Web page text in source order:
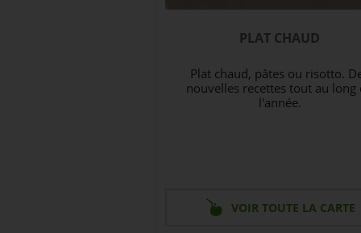
PLAT CHAUD
Plat chaud, pâtes ou risotto.
nouvelles recettes tout au long
l'année.
VOIR TOUTE LA CARTE